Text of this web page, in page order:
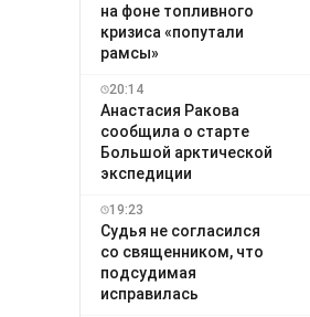
на фоне топливного
кризиса «попутали
рамсы»
20:14
Анастасия Ракова
сообщила о старте
Большой арктической
экспедиции
19:23
Судья не согласился
со священником, что
подсудимая
исправилась